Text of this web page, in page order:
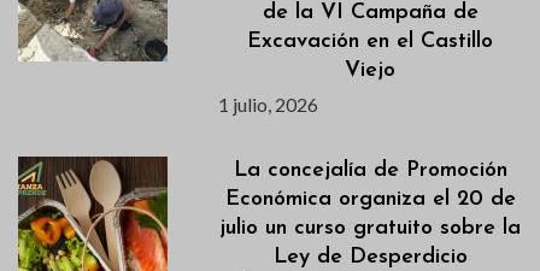
de la VI Campaña de
Excavación en el Castillo
Viejo
1 julio, 2026
La concejalía de Promoción
Económica organiza el 20 de
julio un curso gratuito sobre la
Ley de Desperdicio